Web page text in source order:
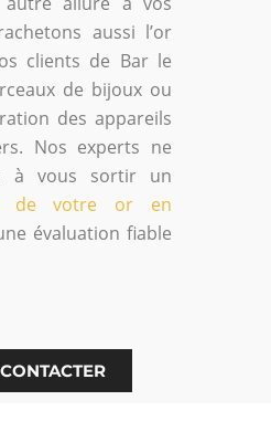
aussi l’or
clients de Bar le
de bijoux ou
des appareils
Nos experts ne
à vous sortir un
de votre or en
évaluation fiable